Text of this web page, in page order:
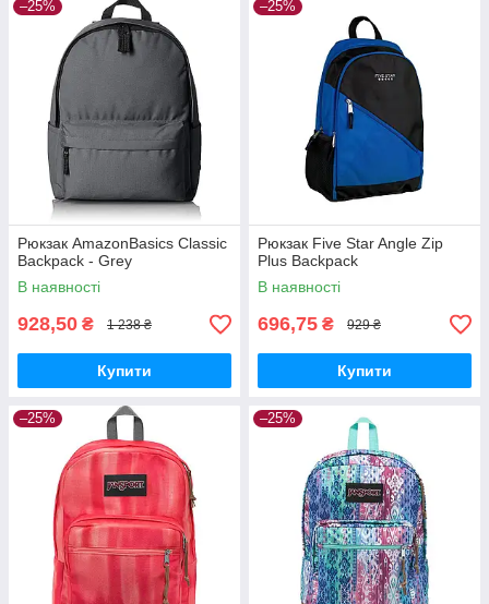
–25%
Рюкзак AmazonBasics Classic
Backpack - Grey
В наявності
928,50 ₴ 1 238 ₴
Купити
–25%
Рюкзак Five Star Angle Zip
Plus Backpack
В наявності
696,75 ₴ 929 ₴
Купити
–25% –25%